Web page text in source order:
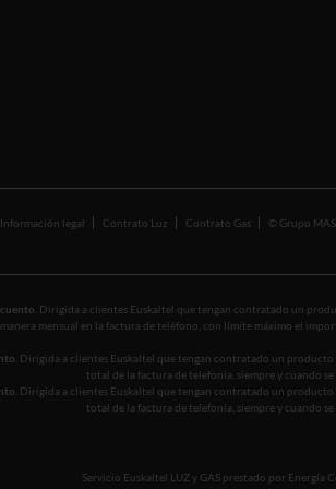
Información legal Contrato Luz Contrato Gas © Grupo
Dirigida a clientes Euskaltel que tengan contratado un
mensual en la factura de teléfono, con límite máximo el
Dirigida a clientes Euskaltel que tengan contratado un
total de la factura de telefonía, siempre y cuando
Dirigida a clientes Euskaltel que tengan contratado un
total de la factura de telefonía, siempre y cuando
Servicio Euskaltel LUZ y GAS prestado por Energía